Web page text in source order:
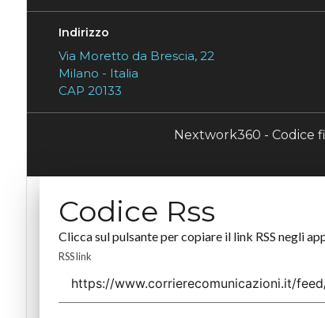
Indirizzo
Via Moretto da Brescia, 22
Milano - Italia
CAP 20133
Nextwork360 - Codice
Codice Rss
Clicca sul pulsante per copiare il link RSS negli
RSS link